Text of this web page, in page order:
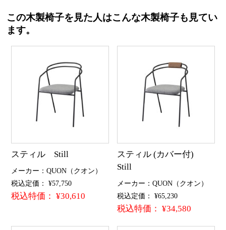
この木製椅子を見た人はこんな木製椅子も見てい
ます。
スティル Still
メーカー：QUON（クオン）
税込定価： ¥57,750
税込特価： ¥30,610
スティル (カバー付)
Still
メーカー：QUON（クオン）
税込定価： ¥65,230
税込特価： ¥34,580